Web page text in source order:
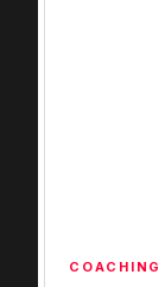
COACHING